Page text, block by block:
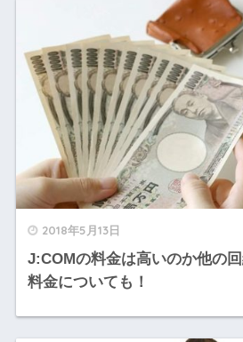
2018年5月13日
J:COMの料金は高いのか他の
料金についても！